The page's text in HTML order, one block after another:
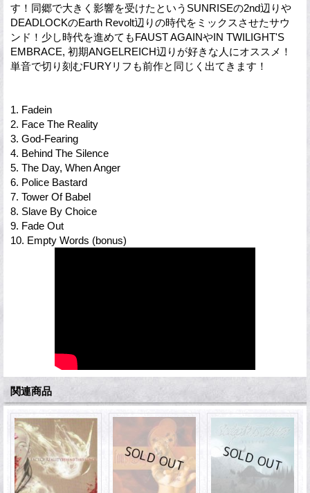
す！同郷で大きく影響を受けたというSUNRISEの2nd辺りや
DEADLOCKのEarth Revolt辺りの時代をミックスさせたサウ
ンド！少し時代を進めてもFAUST AGAINやIN TWILIGHT'S
EMBRACE, 初期ANGELREICH辺りが好きな人にオススメ！
単音で切り刻むFURYリフも前作と同じく出てきます！
1. Fadein
2. Face The Reality
3. God-Fearing
4. Behind The Silence
5. The Day, When Anger
6. Police Bastard
7. Tower Of Babel
8. Slave By Choice
9. Fade Out
10. Empty Words (bonus)
関連商品